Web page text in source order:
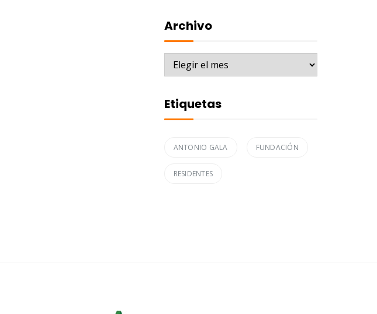
Archivo
Archivo
Etiquetas
ANTONIO GALA FUNDACIÓN
RESIDENTES